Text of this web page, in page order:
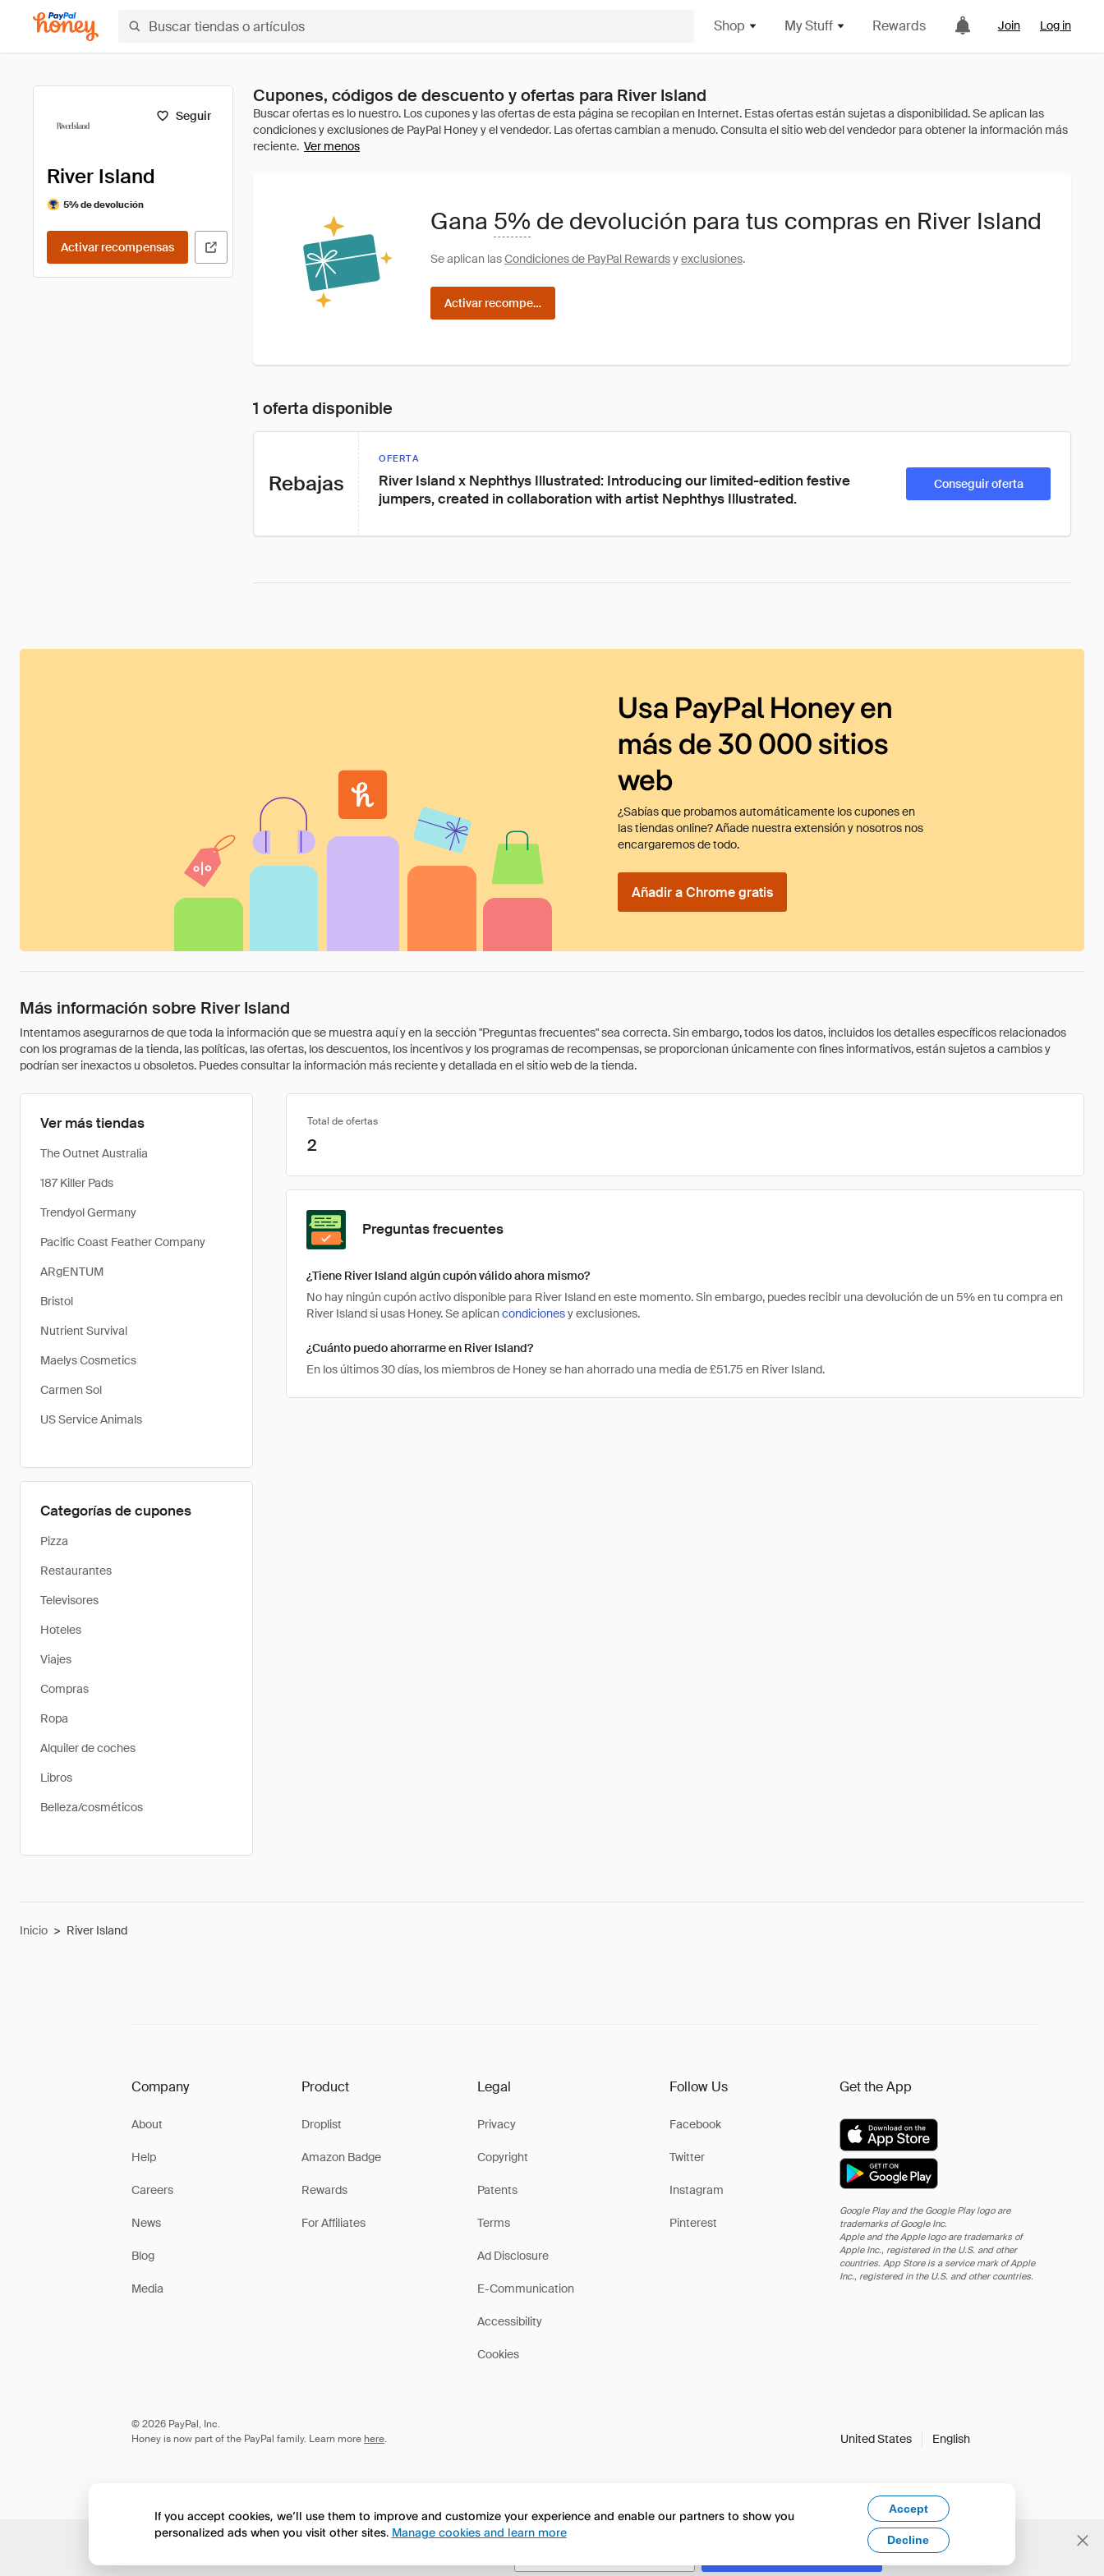
Shop My Stuff Rewards Join Log in
Seguir
River Island
5% de devolución
Activar recompensas
Cupones, códigos de descuento y ofertas para River Island
Ver menos
Gana 5% de devolución para tus compras en River Island
Se aplican lasCondiciones de PayPal Rewardsyexclusiones.
Activar recompensas
1 oferta disponible
Rebajas
OFERTA
River Island x Nephthys Illustrated: Introducing our limited-edition festive
jumpers, created in collaboration with artist Nephthys Illustrated.
Conseguir oferta
Usa PayPal Honey en
más de 30 000 sitios
web
¿Sabías que probamos automáticamente los cupones en
las tiendas online? Añade nuestra extensión y nosotros nos
encargaremos de todo.
Añadir a Chrome gratis
Más información sobre River Island
Intentamos asegurarnos de que toda la información que se muestra aquí y en la sección "Preguntas frecuentes" sea correcta. Sin embargo, todos los datos, incluidos los detalles específicos relacionados
con los programas de la tienda, las políticas, las ofertas, los descuentos, los incentivos y los programas de recompensas, se proporcionan únicamente con fines informativos, están sujetos a cambios y
podrían ser inexactos u obsoletos. Puedes consultar la información más reciente y detallada en el sitio web de la tienda.
Ver más tiendas
The Outnet Australia
187 Killer Pads
Trendyol Germany
Pacific Coast Feather Company
ARgENTUM
Bristol
Nutrient Survival
Maelys Cosmetics
Carmen Sol
US Service Animals
Categorías de cupones
Pizza
Restaurantes
Televisores
Hoteles
Viajes
Compras
Ropa
Alquiler de coches
Libros
Belleza/cosméticos
Total de ofertas
2
Preguntas frecuentes
¿Tiene River Island algún cupón válido ahora mismo?
No hay ningún cupón activo disponible para River Island en este momento. Sin embargo, puedes recibir una devolución de un 5% en tu compra en
River Island si usas Honey. Se aplicancondicionesy exclusiones.
¿Cuánto puedo ahorrarme en River Island?
En los últimos 30 días, los miembros de Honey se han ahorrado una media de £51.75 en River Island.
Inicio > River Island
Company
About
Help
Careers
News
Blog
Media
Product
Droplist
Amazon Badge
Rewards
For Affiliates
Legal
Privacy
Copyright
Patents
Terms
Ad Disclosure
E-Communication
Accessibility
Cookies
Follow Us
Facebook
Twitter
Instagram
Pinterest
Get the App
Google Play and the Google Play logo are
trademarks of Google Inc.
Apple and the Apple logo are trademarks of
Apple Inc., registered in the U.S. and other
countries. App Store is a service mark of Apple
Inc., registered in the U.S. and other countries.
© 2026 PayPal, Inc.
Honey is now part of the PayPal family. Learn more here. United States English
If you accept cookies, we’ll use them to improve and customize your experience and enable our partners to show you
personalized ads when you visit other sites. Manage cookies and learn more
Accept
Decline